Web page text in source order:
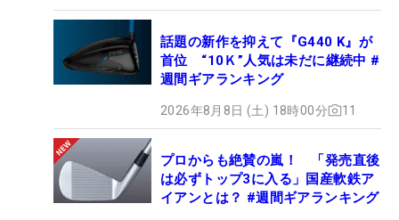
話題の新作を抑えて『G440 K』が
首位 “10Ｋ”人気は未だに継続中 #
週間ギアランキング
2026年8月8日 (土) 18時00分 11
プロからも絶賛の嵐！ 「発売直後
は必ずトップ3に入る」国産軟鉄ア
イアンとは？ #週間ギアランキング